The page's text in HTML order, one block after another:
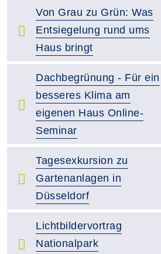
Von Grau zu Grün: Was
Entsiegelung rund ums
Haus bringt
Dachbegrünung - Für ein
besseres Klima am
eigenen Haus Online-
Seminar
Tagesexkursion zu
Gartenanlagen in
Düsseldorf
Lichtbildervortrag
Nationalpark